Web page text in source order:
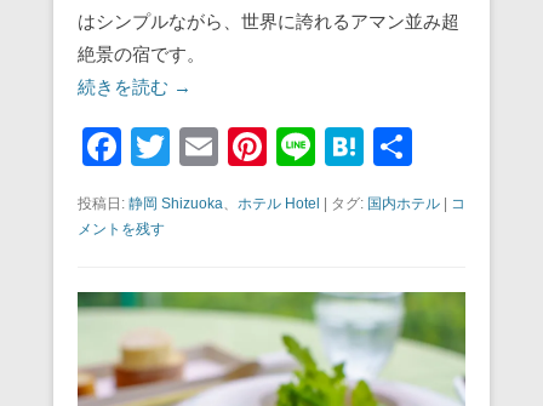
はシンプルながら、世界に誇れるアマン並み超
絶景の宿です。
続きを読む →
F
a
c
b
o
o
T
E
ail
Pi
er
st
Li
e
H
at
e
a
投稿日: 静岡 Shizuoka、 ホテル Hotel タグ: 国内ホテル
コ
メントを残す